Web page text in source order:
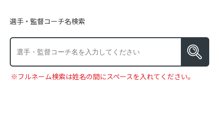
選手・監督コーチ名検索
※フルネーム検索は姓名の間にスペースを入れてください。